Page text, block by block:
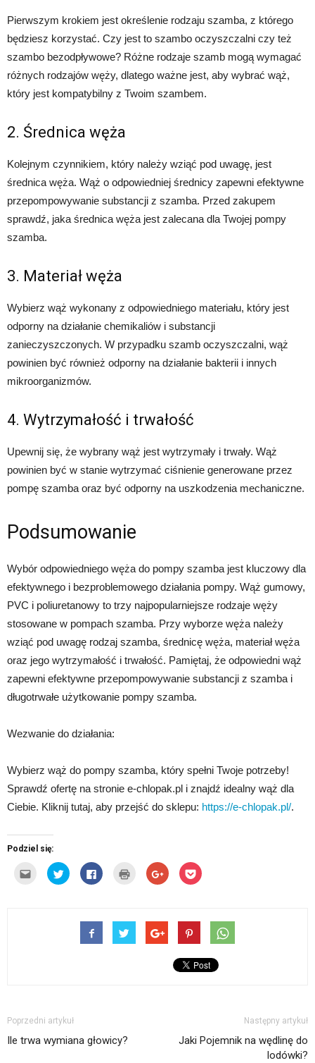
Pierwszym krokiem jest określenie rodzaju szamba, z którego
będziesz korzystać. Czy jest to szambo oczyszczalni czy też
szambo bezodpływowe? Różne rodzaje szamb mogą wymagać
różnych rodzajów węży, dlatego ważne jest, aby wybrać wąż,
który jest kompatybilny z Twoim szambem.
2. Średnica węża
Kolejnym czynnikiem, który należy wziąć pod uwagę, jest
średnica węża. Wąż o odpowiedniej średnicy zapewni efektywne
przepompowywanie substancji z szamba. Przed zakupem
sprawdź, jaka średnica węża jest zalecana dla Twojej pompy
szamba.
3. Materiał węża
Wybierz wąż wykonany z odpowiedniego materiału, który jest
odporny na działanie chemikaliów i substancji
zanieczyszczonych. W przypadku szamb oczyszczalni, wąż
powinien być również odporny na działanie bakterii i innych
mikroorganizmów.
4. Wytrzymałość i trwałość
Upewnij się, że wybrany wąż jest wytrzymały i trwały. Wąż
powinien być w stanie wytrzymać ciśnienie generowane przez
pompę szamba oraz być odporny na uszkodzenia mechaniczne.
Podsumowanie
Wybór odpowiedniego węża do pompy szamba jest kluczowy dla
efektywnego i bezproblemowego działania pompy. Wąż gumowy,
PVC i poliuretanowy to trzy najpopularniejsze rodzaje węży
stosowane w pompach szamba. Przy wyborze węża należy
wziąć pod uwagę rodzaj szamba, średnicę węża, materiał węża
oraz jego wytrzymałość i trwałość. Pamiętaj, że odpowiedni wąż
zapewni efektywne przepompowywanie substancji z szamba i
długotrwałe użytkowanie pompy szamba.
Wezwanie do działania:
Wybierz wąż do pompy szamba, który spełni Twoje potrzeby!
Sprawdź ofertę na stronie e-chlopak.pl i znajdź idealny wąż dla
Ciebie. Kliknij tutaj, aby przejść do sklepu: https://e-chlopak.pl/.
Podziel się:
Kliknij,
wysłać
Udostępnij
na
Twitterze(Otwiera
oknie)
Click
to
w
nowym
oknie)
Kliknij
wydrukować(Otwiera
oknie)
Click
to
share
się
w
nowym
oknie)
Click
to
w
nowym
oknie)
Poprzedni artykuł
Ile trwa wymiana głowicy?
Następny artykuł
Jaki Pojemnik na wędlinę do
lodówki?